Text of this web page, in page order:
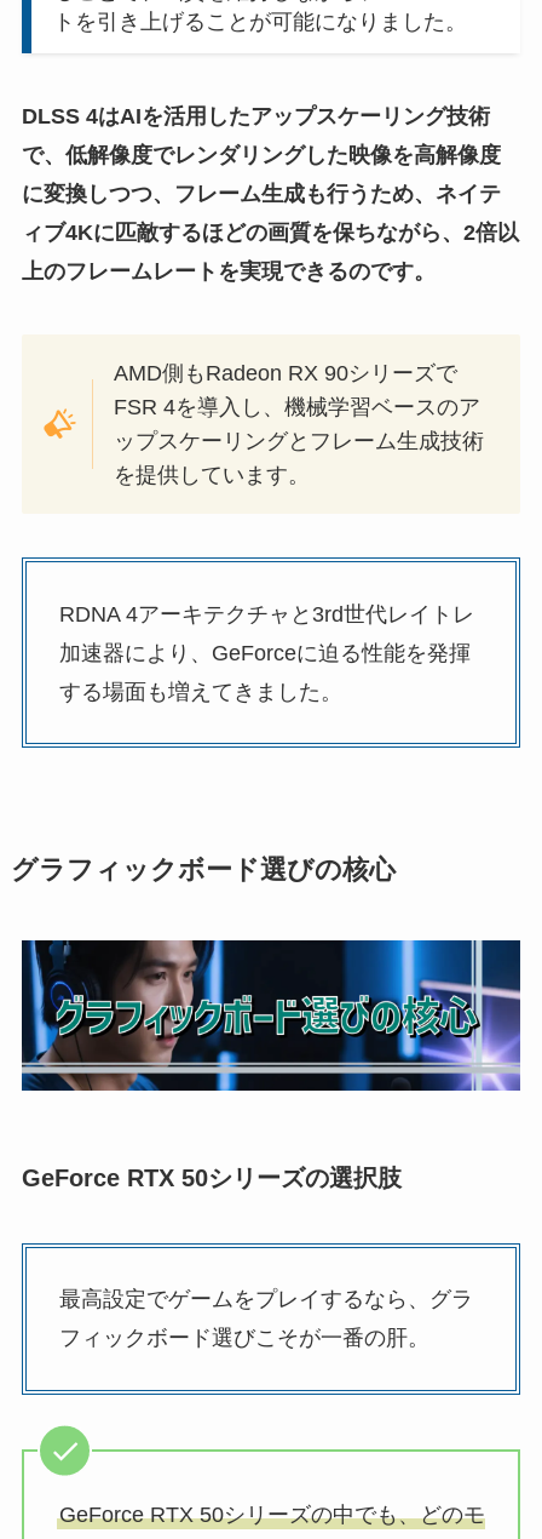
トを引き上げることが可能になりました。
DLSS 4はAIを活用したアップスケーリング技術
で、低解像度でレンダリングした映像を高解像度
に変換しつつ、フレーム生成も行うため、ネイテ
ィブ4Kに匹敵するほどの画質を保ちながら、2倍以
上のフレームレートを実現できるのです。
AMD側もRadeon RX 90シリーズで
FSR 4を導入し、機械学習ベースのア
ップスケーリングとフレーム生成技術
を提供しています。
RDNA 4アーキテクチャと3rd世代レイトレ
加速器により、GeForceに迫る性能を発揮
する場面も増えてきました。
グラフィックボード選びの核心
GeForce RTX 50シリーズの選択肢
最高設定でゲームをプレイするなら、グラ
フィックボード選びこそが一番の肝。
GeForce RTX 50シリーズの中でも、どのモ